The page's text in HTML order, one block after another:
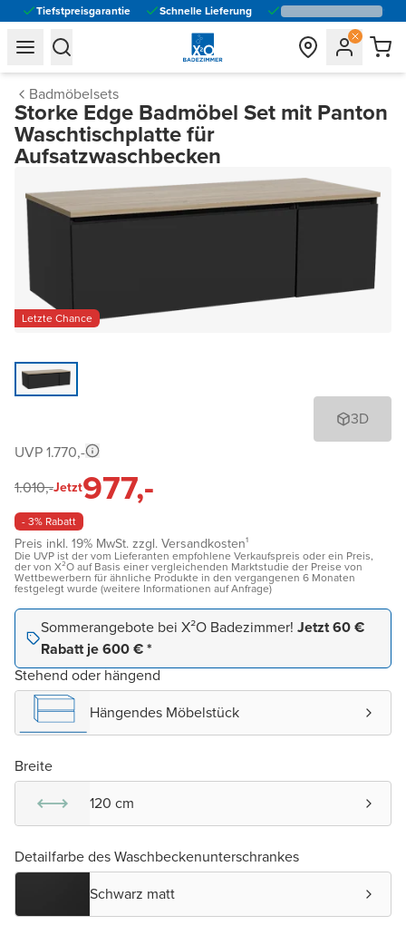
Tiefstpreisgarantie Schnelle Lieferung
general.navigation.toggle_menu.label
general.navigation.toggle_menu.label
Badmöbelsets
Storke Edge Badmöbel Set mit Panton
Waschtischplatte für
Aufsatzwaschbecken
Letzte Chance
3D
UVP 1.770,-
1.010,-Jetzt977,-
- 3% Rabatt
Preis inkl. 19% MwSt. zzgl. Versandkosten¹
Die UVP ist der vom Lieferanten empfohlene Verkaufspreis oder ein Preis,
der von X²O auf Basis einer vergleichenden Marktstudie der Preise von
Wettbewerbern für ähnliche Produkte in den vergangenen 6 Monaten
festgelegt wurde (weitere Informationen auf Anfrage)
Sommerangebote bei X²O Badezimmer! Jetzt 60 €
Rabatt je 600 € *
Stehend oder hängend
Hängendes Möbelstück
Breite
120 cm
Detailfarbe des Waschbeckenunterschrankes
Schwarz matt